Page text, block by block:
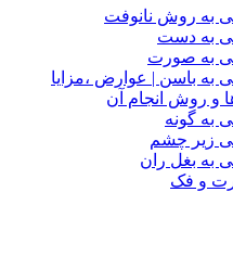
به روش نانوفت
به دست
به صورت
به باسن | عوارض ،مزایا
و روش انجام آن
به گونه
زیر چشم
به بغل ران
و فک